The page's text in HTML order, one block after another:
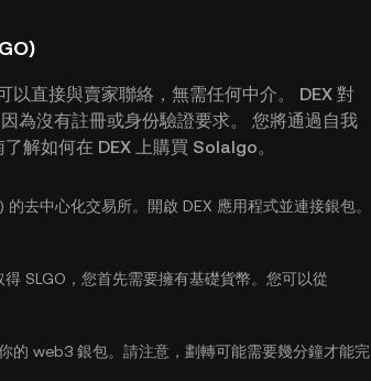
直接與賣家聯絡，無需任何中介。 DEX 對
為沒有註冊或身份驗證要求。 您將通過自我
解如何在 DEX 上購買 Solalgo。
去中心化交易所。開啟 DEX 應用程式並連接銀包。
SLGO，您首先需要擁有基礎貨幣。您可以從
的 web3 銀包。請注意，劃轉可能需要幾分鐘才能完